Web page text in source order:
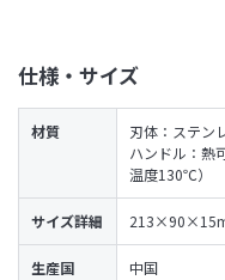
仕様・サイズ
材質
刃体：ステン
ハンドル：熱
温度130℃）
サイズ詳細
生産国 中国